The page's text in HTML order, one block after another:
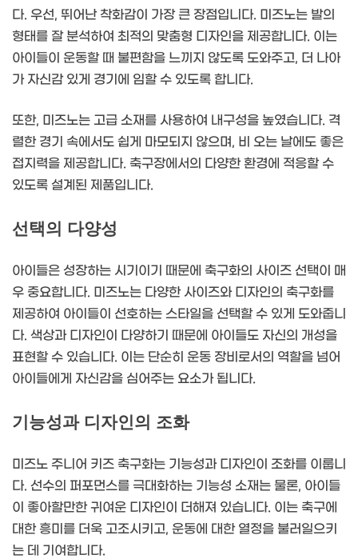
다. 우선, 뛰어난 착화감이 가장 큰 장점입니다. 미즈노는 발의
형태를 잘 분석하여 최적의 맞춤형 디자인을 제공합니다. 이는
아이들이 운동할 때 불편함을 느끼지 않도록 도와주고, 더 나아
가 자신감 있게 경기에 임할 수 있도록 합니다.
또한, 미즈노는 고급 소재를 사용하여 내구성을 높였습니다. 격
렬한 경기 속에서도 쉽게 마모되지 않으며, 비 오는 날에도 좋은
접지력을 제공합니다. 축구장에서의 다양한 환경에 적응할 수
있도록 설계된 제품입니다.
선택의 다양성
아이들은 성장하는 시기이기 때문에 축구화의 사이즈 선택이 매
우 중요합니다. 미즈노는 다양한 사이즈와 디자인의 축구화를
제공하여 아이들이 선호하는 스타일을 선택할 수 있게 도와줍니
다. 색상과 디자인이 다양하기 때문에 아이들도 자신의 개성을
표현할 수 있습니다. 이는 단순히 운동 장비로서의 역할을 넘어
아이들에게 자신감을 심어주는 요소가 됩니다.
기능성과 디자인의 조화
미즈노 주니어 키즈 축구화는 기능성과 디자인이 조화를 이룹니
다. 선수의 퍼포먼스를 극대화하는 기능성 소재는 물론, 아이들
이 좋아할만한 귀여운 디자인이 더해져 있습니다. 이는 축구에
대한 흥미를 더욱 고조시키고, 운동에 대한 열정을 불러일으키
는 데 기여합니다.